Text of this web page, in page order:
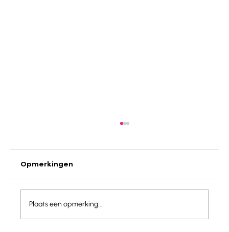
Oostenrijk - Lechtal : Verriest
Opmerkingen
Plaats een opmerking...